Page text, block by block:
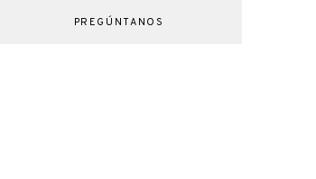
PREGÚNTANOS